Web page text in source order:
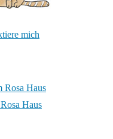
mich
Haus